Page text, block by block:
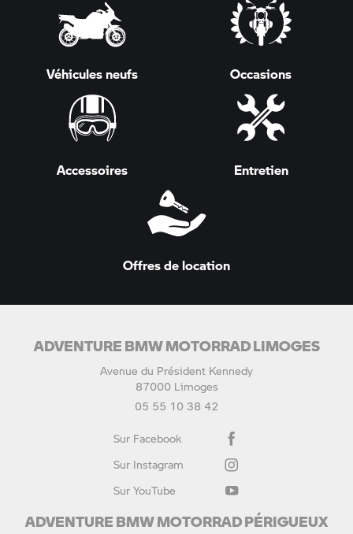
Véhicules neufs Occasions
Accessoires Entretien
Offres de location
ADVENTURE BMW MOTORRAD LIMOGES
Avenue du Président Kennedy
87000 Limoges
05 55 10 38 42
Sur Facebook
Sur Instagram
Sur YouTube
ADVENTURE BMW MOTORRAD PÉRIGUEUX